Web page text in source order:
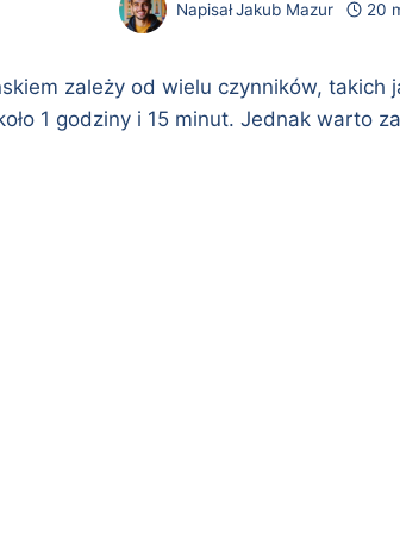
Napisał Jakub Mazur 20
zależy od wielu czynników,
1 godziny i 15 minut. Jednak warto